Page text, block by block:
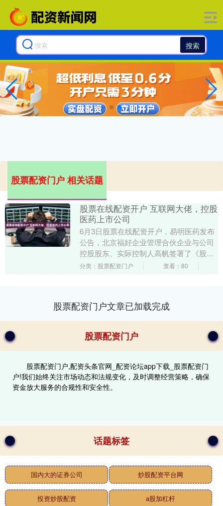
搜索
股票配资门户 相关话题
股票在线配资开户 互联网大佬，控股
医药上市公司
6月3日股票在线配资开户，易明医药发布
公告，北京福好企业管理合伙企业与公司
控股股东、实际控制人高帆签署了《股份
转让协议》，北京福好收购高帆持有的
分类：股票配资门户 查看：80
股票配资门户文章已加载完成
股票配资门户
股票配资门户,配资头条官网_配资论坛app下载_股票配资门
户!我们始终关注市场动态和法规变化，及时调整经营策略，确保
资金放大服务的合规性和安全性。
话题标签
国内大的证券公司 炒股配资平台网
投资炒股配资 a股加杠杆